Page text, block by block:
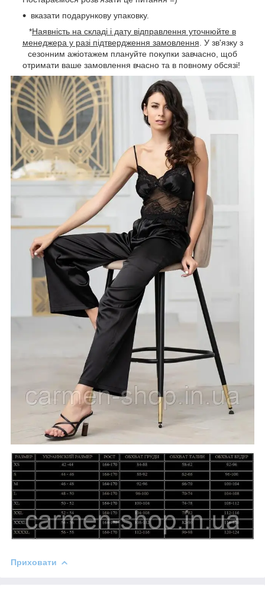
вказати подарункову упаковку.
*Наявність на складі і дату відправлення уточнюйте в
менеджера у разі підтвердження замовлення . У зв'язку з
сезонним ажіотажем плануйте покупки завчасно, щоб
отримати ваше замовлення вчасно та в повному обсязі!
Приховати